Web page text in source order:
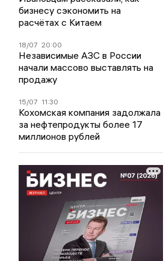
бизнесу сэкономить на
расчётах с Китаем
18/07 20:00
Независимые АЗС в России
начали массово выставлять на
продажу
15/07 11:30
Кохомская компания задолжала
за нефтепродукты более 17
миллионов рублей